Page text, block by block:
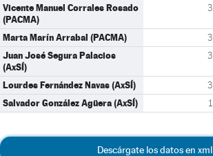
Vicente Manuel Corrales Rosado
(PACMA)
3
Marta Marín Arrabal (PACMA) 3
Juan José Segura Palacios
(AxSÍ)
3
Lourdes Fernández Navas (AxSÍ) 3
Salvador González Agüera (AxSÍ) 1
Descárgate los datos en xml